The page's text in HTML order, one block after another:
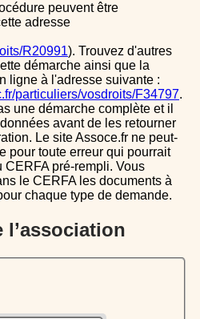
adresse
R20991). Trouvez d'autres
démarche ainsi que la
ligne à l'adresse suivante :
particuliers/vosdroits/F34797.
une démarche complète et il
avant de les retourner
Le site Assoce.fr ne peut-
pour toute erreur qui pourrait
pré-rempli. Vous
le CERFA les documents à
chaque type de demande.
l’association